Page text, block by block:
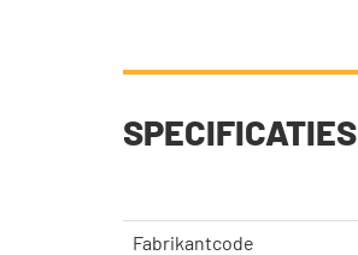
SPECIFICATIES
Fabrikantcode